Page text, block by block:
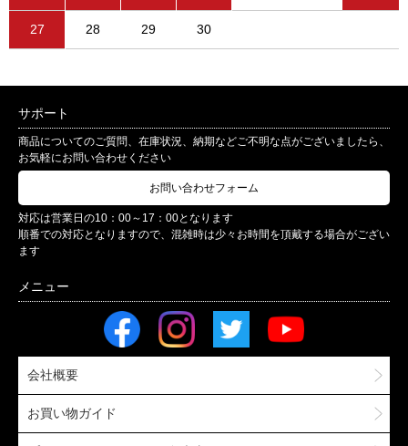
27 28 29 30
サポート
商品についてのご質問、在庫状況、納期などご不明な点がございましたら、
お気軽にお問い合わせください
お問い合わせフォーム
対応は営業日の10：00～17：00となります
順番での対応となりますので、混雑時は少々お時間を頂戴する場合がござい
ます
会社概要
お買い物ガイド